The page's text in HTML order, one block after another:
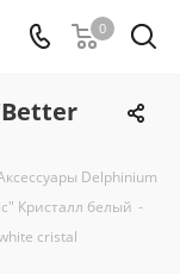
0
Delphinium
Кристалл белый -
cristal